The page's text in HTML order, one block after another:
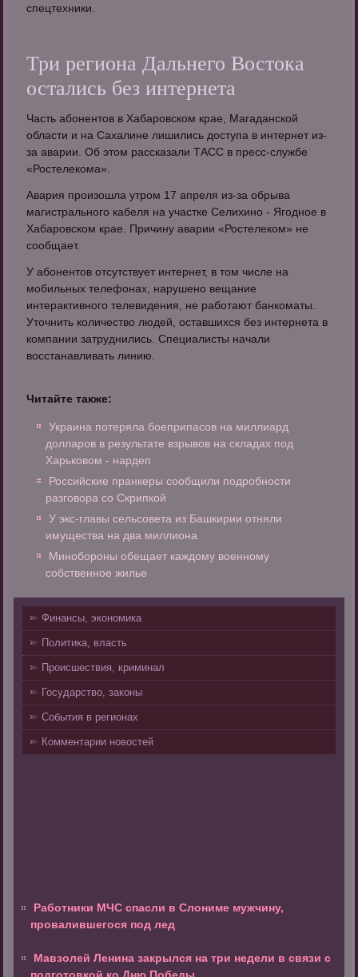
спецтехники.
Три региона Дальнего Востока
остались без интернета
Часть абонентов в Хабаровском крае, Магаданской
области и на Сахалине лишились доступа в интернет из-
за аварии. Об этом рассказали ТАСС в пресс-службе
«Ростелекома».
Авария произошла утром 17 апреля из-за обрыва
магистрального кабеля на участке Селихино - Ягодное в
Хабаровском крае. Причину аварии «Ростелеком» не
сообщает.
У абонентов отсутствует интернет, в том числе на
мобильных телефонах, нарушено вещание
интерактивного телевидения, не работают банкоматы.
Уточнить количество людей, оставшихся без интернета в
компании затруднились. Специалисты начали
восстанавливать линию.
Читайте также:
Украина потеряла боеприпасов на миллиард
долларов в результате взрывов на складах под
Харьковом - нардеп
Российские пранкеры сообщили подробности
разговора со Скрипкой
У экс-главы сельсовета из Башкирии отняли
имущества на два миллиона
Минобороны обещает каждому военному
собственное жилье
Финансы, экономика
Политика, власть
Происшествия, криминал
Государство, законы
События в регионах
Комментарии новостей
Работники МЧС спасли в Слониме мужчину,
провалившегося под лед
Мавзолей Ленина закрылся на три недели в связи с